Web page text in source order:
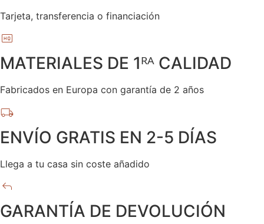
Tarjeta, transferencia o financiación
MATERIALES DE 1ᴿᴬ CALIDAD
Fabricados en Europa con garantía de 2 años
ENVÍO GRATIS EN 2-5 DÍAS
Llega a tu casa sin coste añadido
GARANTÍA DE DEVOLUCIÓN